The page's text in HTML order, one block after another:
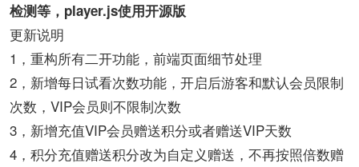
检测等，player.js使用开源版
更新说明
1，重构所有二开功能，前端页面细节处理
2，新增每日试看次数功能，开启后游客和默认会员限制
次数，VIP会员则不限制次数
3，新增充值VIP会员赠送积分或者赠送VIP天数
4，积分充值赠送积分改为自定义赠送，不再按照倍数赠